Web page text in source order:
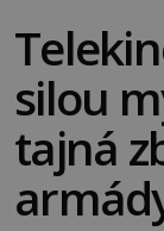
silou
tajná